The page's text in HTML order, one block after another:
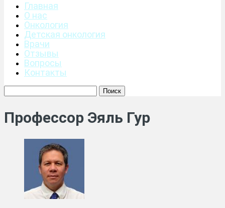
Главная
О нас
Онкология
Детская онкология
Врачи
Отзывы
Вопросы
Контакты
Профессор Эяль Гур